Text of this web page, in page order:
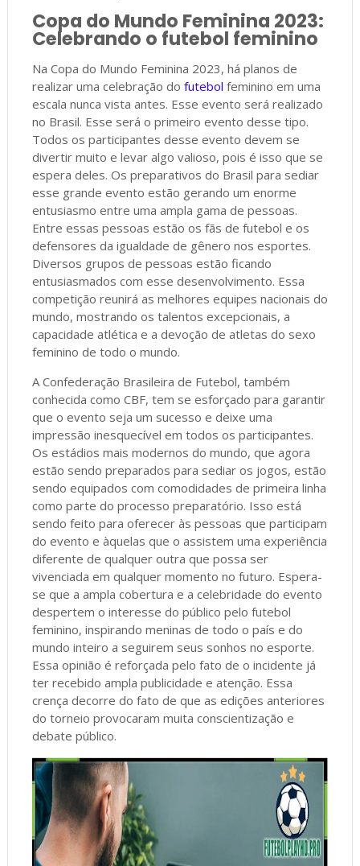
Copa do Mundo Feminina 2023:
Celebrando o futebol feminino
Na Copa do Mundo Feminina 2023, há planos de
realizar uma celebração do futebol feminino em uma
escala nunca vista antes. Esse evento será realizado
no Brasil. Esse será o primeiro evento desse tipo.
Todos os participantes desse evento devem se
divertir muito e levar algo valioso, pois é isso que se
espera deles. Os preparativos do Brasil para sediar
esse grande evento estão gerando um enorme
entusiasmo entre uma ampla gama de pessoas.
Entre essas pessoas estão os fãs de futebol e os
defensores da igualdade de gênero nos esportes.
Diversos grupos de pessoas estão ficando
entusiasmados com esse desenvolvimento. Essa
competição reunirá as melhores equipes nacionais do
mundo, mostrando os talentos excepcionais, a
capacidade atlética e a devoção de atletas do sexo
feminino de todo o mundo.
A Confederação Brasileira de Futebol, também
conhecida como CBF, tem se esforçado para garantir
que o evento seja um sucesso e deixe uma
impressão inesquecível em todos os participantes.
Os estádios mais modernos do mundo, que agora
estão sendo preparados para sediar os jogos, estão
sendo equipados com comodidades de primeira linha
como parte do processo preparatório. Isso está
sendo feito para oferecer às pessoas que participam
do evento e àquelas que o assistem uma experiência
diferente de qualquer outra que possa ser
vivenciada em qualquer momento no futuro. Espera-
se que a ampla cobertura e a celebridade do evento
despertem o interesse do público pelo futebol
feminino, inspirando meninas de todo o país e do
mundo inteiro a seguirem seus sonhos no esporte.
Essa opinião é reforçada pelo fato de o incidente já
ter recebido ampla publicidade e atenção. Essa
crença decorre do fato de que as edições anteriores
do torneio provocaram muita conscientização e
debate público.